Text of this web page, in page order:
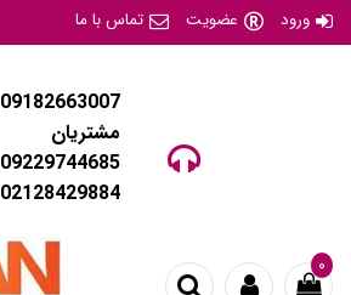
ورود عضویت تماس با ما
مشتریان
09229744685 واتساپ
02128429884 اداری
۰